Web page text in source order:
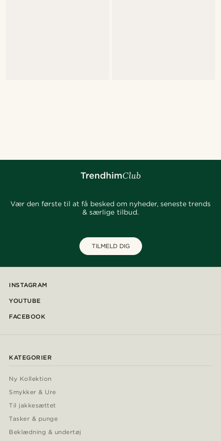
Vær den første til at få besked om nyheder, seneste trends
& særlige tilbud.
TILMELD DIG
INSTAGRAM
YOUTUBE
FACEBOOK
KATEGORIER
Ny Kollektion
Smykker & Ure
Til jakkesættet
Tasker & punge
Beklædning & undertøj